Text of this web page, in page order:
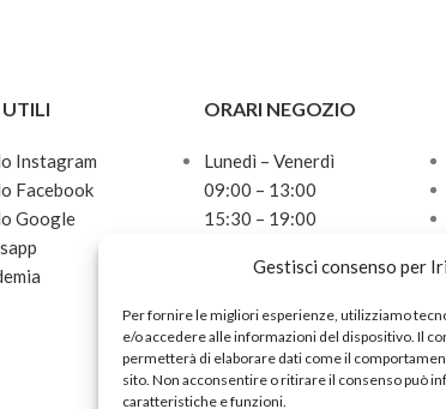
Gestisci consenso per
Per fornire le migliori esperienze, utilizziamo
e/o accedere alle informazioni del dispositivo. Il
permetterà di elaborare dati come il
sito. Non acconsentire o ritirare il consenso può
caratteristiche e funzioni.
Instagram
Facebook
Google
ORARI NEGOZIO
Lunedì – Venerdì
09:00 – 13:00
15:30 – 19:00
10:00 – 13:00
Domenica
Chiuso